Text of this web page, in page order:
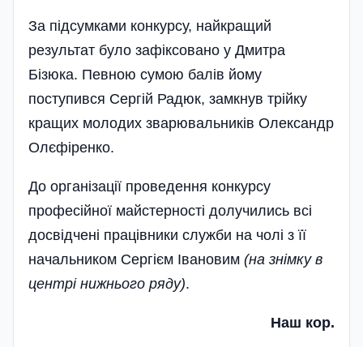
За підсумками конкурсу, найкращий
результат було зафіксовано у Дмитра
Бізюка. Певною сумою балів йому
поступився Сергій Радюк, замкнув трійку
кращих молодих зварювальників Олександр
Олєфіренко.
До організації проведення конкурсу
професійної майстерності долучились всі
досвідчені працівники служби на чолі з її
начальником Сергієм Івановим (на знімку в
центрі нижнього ряду).
Наш кор.